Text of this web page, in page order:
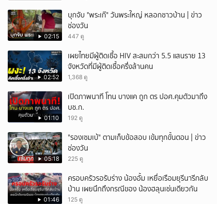
02:15
บุกจับ "พระเก๊" วันพระใหญ่ หลอกชาวบ้าน | ข่าว
ช่องวัน
447 ดู
02:52
เผยไทยมีผู้ติดเชื้อ HIV สะสมกว่า 5.5 แสนราย 13
จังหวัดที่มีผู้ติดเชื้อครึ่งล้านคน
1,368 ดู
01:10
เปิดภาพนาที โทน บางแค ถูก ตร ปอศ.คุมตัวมาถึง
บช.ก.
192 ดู
05:18
"รองเซมเบ้" ตามเก็บข้อสอบ เข้มทุกขั้นตอน | ข่าว
ช่องวัน
225 ดู
01:46
ครอบครัวรอรับร่าง น้องอั้ม เหยื่อเรือมยุรีนารีกลับ
บ้าน เผยนึกถึงกรณีของ น้องฮลุนเช่นเดียวกัน
125 ดู